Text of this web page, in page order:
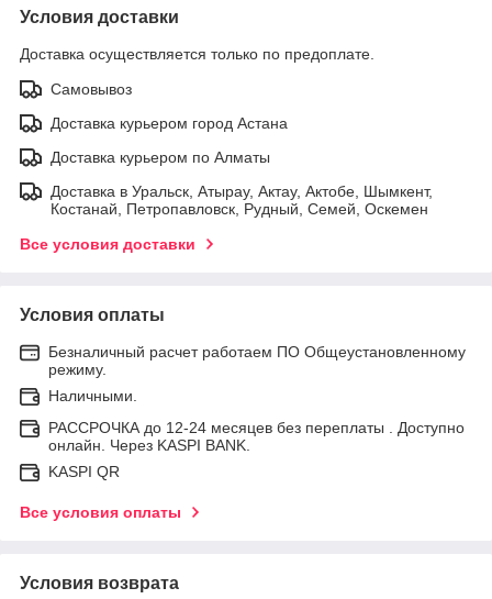
Условия доставки
Доставка осуществляется только по предоплате.
Самовывоз
Доставка курьером город Астана
Доставка курьером по Алматы
Доставка в Уральск, Атырау, Актау, Актобе, Шымкент,
Костанай, Петропавловск, Рудный, Семей, Оскемен
Все условия доставки
Условия оплаты
Безналичный расчет работаем ПО Общеустановленному
режиму.
Наличными.
РАССРОЧКА до 12-24 месяцев без переплаты . Доступно
онлайн. Через KASPI BANK.
KASPI QR
Все условия оплаты
Условия возврата